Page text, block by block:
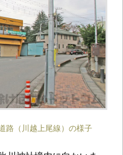
路（川越上尾線）の様子